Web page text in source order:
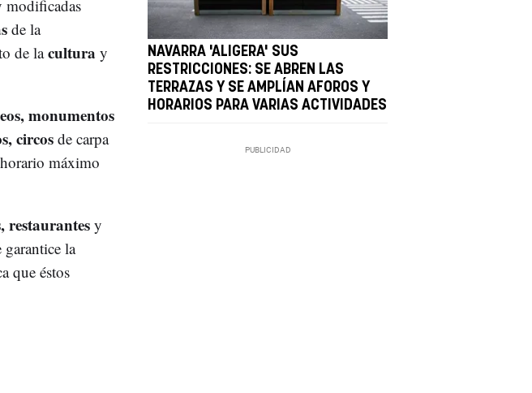
modificadas
de la
de lacultura y
monumentos
circosde carpa
máximo
restaurantesy
la
que éstos
NAVARRA 'ALIGERA' SUS
RESTRICCIONES: SE ABREN LAS
TERRAZAS Y SE AMPLÍAN AFOROS Y
HORARIOS PARA VARIAS ACTIVIDADES